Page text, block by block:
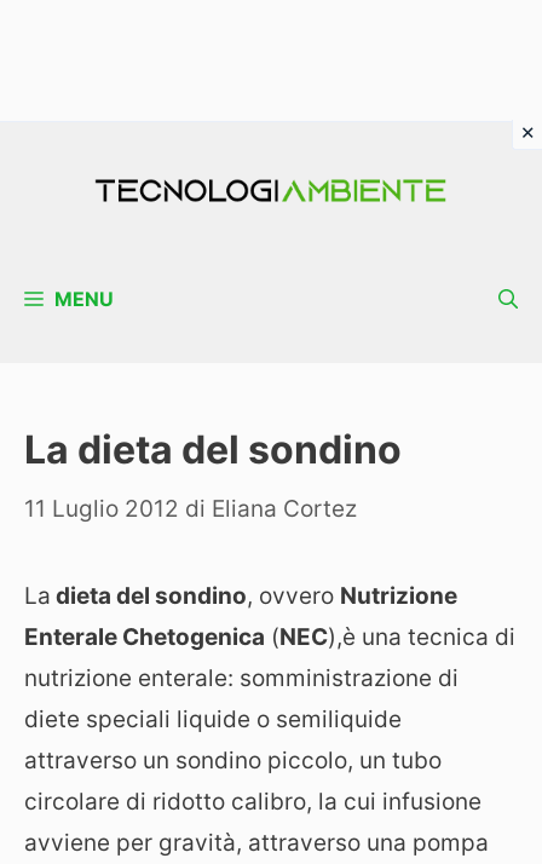
MENU
La dieta del sondino
11 Luglio 2012 di Eliana Cortez
La dieta del sondino, ovvero Nutrizione
Enterale Chetogenica (NEC),è una tecnica di
nutrizione enterale: somministrazione di
diete speciali liquide o semiliquide
attraverso un sondino piccolo, un tubo
circolare di ridotto calibro, la cui infusione
avviene per gravità, attraverso una pompa